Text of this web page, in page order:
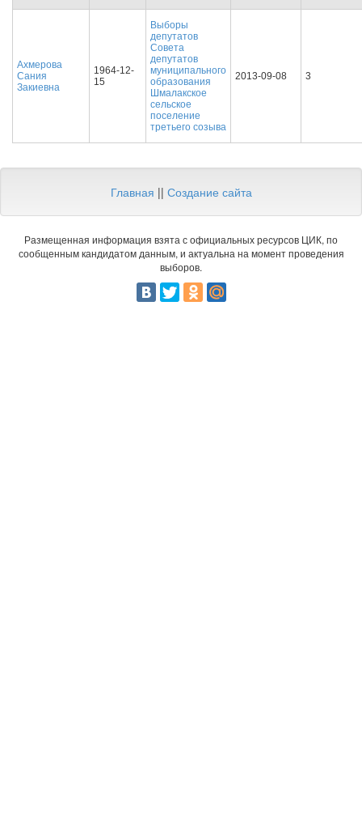
Ахмерова
Сания
Закиевна
1964-12-
15
Выборы
депутатов
Совета
депутатов
муниципального
образования
Шмалакское
сельское
поселение
третьего созыва
2013-09-08 3
Главная || Создание сайта
Размещенная информация взята с официальных ресурсов ЦИК, по
сообщенным кандидатом данным, и актуальна на момент проведения
выборов.